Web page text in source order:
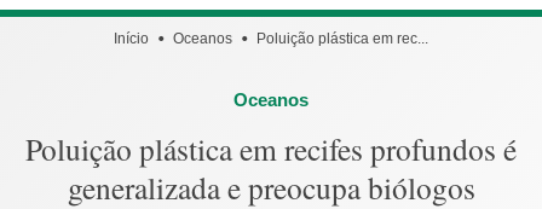
Início Oceanos Poluição plástica em rec...
Oceanos
Poluição plástica em recifes profundos é
generalizada e preocupa biólogos